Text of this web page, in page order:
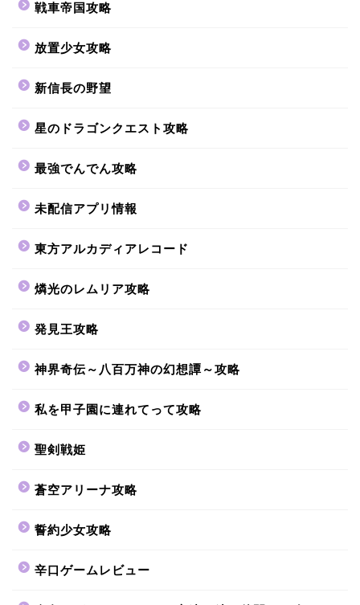
戦車帝国攻略
放置少女攻略
新信長の野望
星のドラゴンクエスト攻略
最強でんでん攻略
未配信アプリ情報
東方アルカディアレコード
燐光のレムリア攻略
発見王攻略
神界奇伝～八百万神の幻想譚～攻略
私を甲子園に連れてって攻略
聖剣戦姫
蒼空アリーナ攻略
誓約少女攻略
辛口ゲームレビュー